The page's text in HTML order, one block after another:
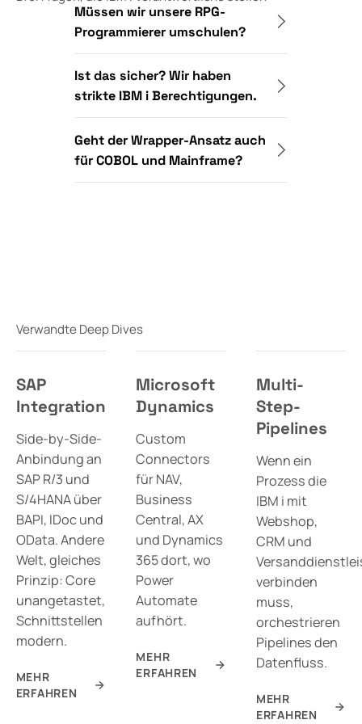
Müssen wir unsere RPG-
Programmierer umschulen?
Ist das sicher? Wir haben
strikte IBM i Berechtigungen.
Geht der Wrapper-Ansatz auch
für COBOL und Mainframe?
Verwandte Deep Dives
SAP
Integration
Side-by-Side-
Anbindung an
SAP R/3 und
S/4HANA über
BAPI, IDoc und
OData. Andere
Welt, gleiches
Prinzip: Core
unangetastet,
Schnittstellen
modern.
MEHR
ERFAHREN
Microsoft
Dynamics
Custom
Connectors
für NAV,
Business
Central, AX
und Dynamics
365 dort, wo
Power
Automate
aufhört.
MEHR
ERFAHREN
Multi-
Step-
Pipelines
Wenn ein
Prozess die
IBM i mit
Webshop,
CRM und
verbinden
muss,
orchestrieren
Pipelines den
Datenfluss.
MEHR
ERFAHREN